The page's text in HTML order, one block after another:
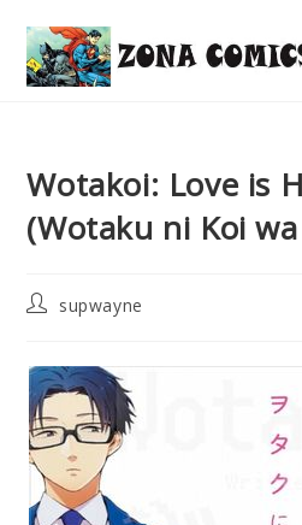
content
Wotakoi: Love is
(Wotaku ni Koi
Postsupwayne